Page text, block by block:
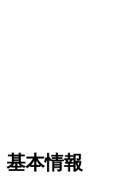
基本情報